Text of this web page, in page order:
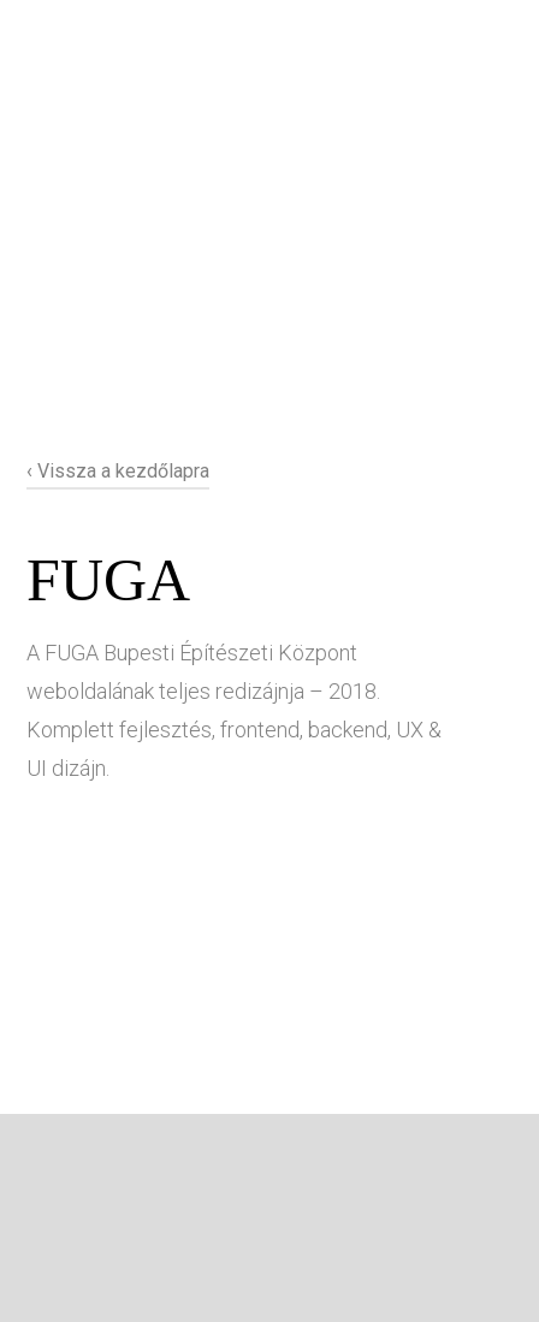
‹ Vissza a kezdőlapra
FUGA
A FUGA Bupesti Építészeti Központ
weboldalának teljes redizájnja – 2018.
Komplett fejlesztés, frontend, backend, UX &
UI dizájn.